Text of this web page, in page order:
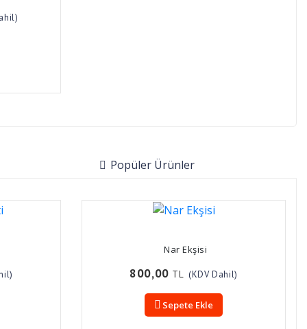
Popüler Ürünler
Nar Ekşisi
800,00 TL (KDV Dahil)
Sepete Ekle